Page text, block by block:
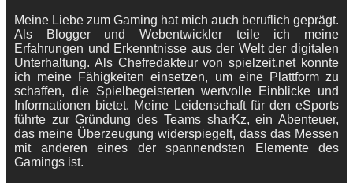
Meine Liebe zum Gaming hat mich auch beruflich geprägt.
Als Blogger und Webentwickler teile ich meine
Erfahrungen und Erkenntnisse aus der Welt der digitalen
Unterhaltung. Als Chefredakteur von spielzeit.net konnte
ich meine Fähigkeiten einsetzen, um eine Plattform zu
schaffen, die Spielbegeisterten wertvolle Einblicke und
Informationen bietet. Meine Leidenschaft für den eSports
führte zur Gründung des Teams sharKz, ein Abenteuer,
das meine Überzeugung widerspiegelt, dass das Messen
mit anderen eines der spannendsten Elemente des
Gamings ist.